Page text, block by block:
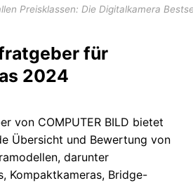
Preisklassen: Die Digitalkamera
für
2024
von COMPUTER BILD bietet
Übersicht und Bewertung von
darunter
Kompaktkameras, Bridge-